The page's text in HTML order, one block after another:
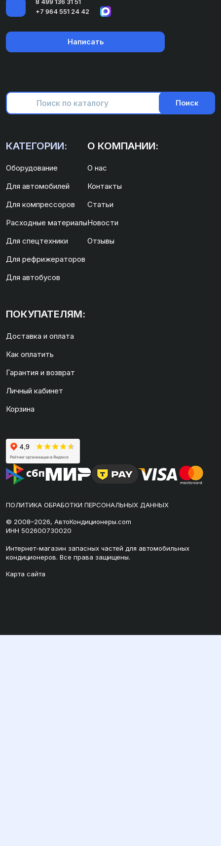
+7 964 551 24 42
Написать
Поиск
КАТЕГОРИИ:
Оборудование
Для автомобилей
Для компрессоров
Расходные материалы
Для спецтехники
Для рефрижераторов
Для автобусов
О КОМПАНИИ:
О нас
Контакты
Статьи
Новости
Отзывы
ПОКУПАТЕЛЯМ:
Доставка и оплата
Как оплатить
Гарантия и возврат
Личный кабинет
Корзина
ПОЛИТИКА ОБРАБОТКИ ПЕРСОНАЛЬНЫХ ДАННЫХ
© 2008–2026, АвтоКондиционеры.com
ИНН 502600730020
Интернет-магазин запасных частей для автомобильных
кондиционеров. Все права защищены.
Карта сайта